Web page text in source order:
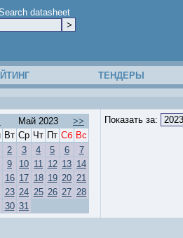
datasheet
ТЕНДЕРЫ
Май 2023
>>
Вт Ср Чт Пт Сб Вс
2 3 4 5 6
7
9 10 11 12 13 14
16 17 18 19 20 21
23 24 25 26 27 28
30 31
Показать за: